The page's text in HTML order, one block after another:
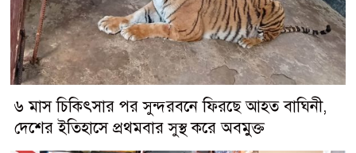
৬ মাস চিকিৎসার পর সুন্দরবনে ফিরছে আহত বাঘিনী,
দেশের ইতিহাসে প্রথমবার সুস্থ করে অবমুক্ত